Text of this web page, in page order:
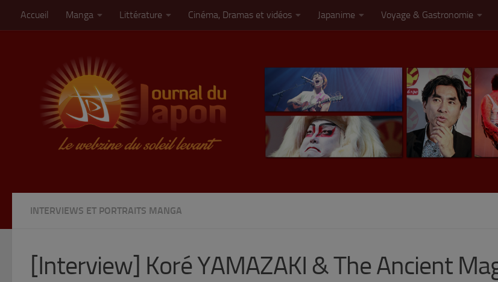
Skip to content
Accueil Manga Littérature Cinéma, Dramas et vidéos Japanime Voyage & Gastronomie
INTERVIEWS ET PORTRAITS MANGA
[Interview] Koré YAMAZAKI & The Ancient